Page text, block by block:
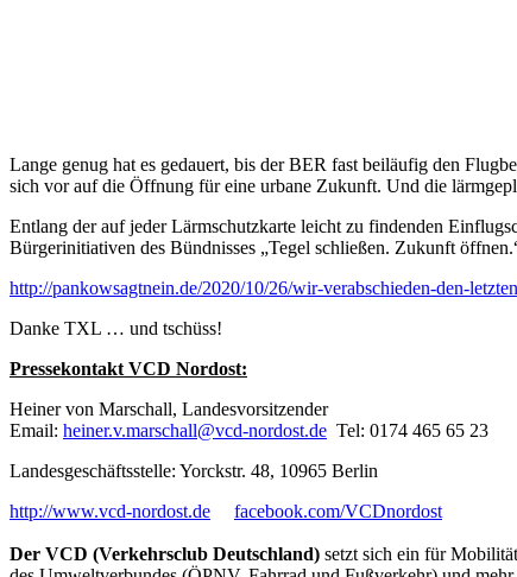
Lange genug hat es gedauert, bis der BER fast beiläufig den
sich vor auf die Öffnung für eine urbane Zukunft. Und die
Entlang der auf jeder Lärmschutzkarte leicht zu findenden
Bürgerinitiativen des Bündnisses „Tegel schließen. Zukunft
http://pankowsagtnein.de/2020/10/26/wir-verabschieden-den-
Danke TXL … und tschüss!
Pressekontakt VCD Nordost:
Heiner von Marschall, Landesvorsitzender
Email: heiner.v.marschall@vcd-nordost.de Tel: 0174 465 65 23
Landesgeschäftsstelle: Yorckstr. 48, 10965 Berlin
http://www.vcd-nordost.de
facebook.com/VCDnordost
Der VCD (Verkehrsclub Deutschland) setzt sich ein für